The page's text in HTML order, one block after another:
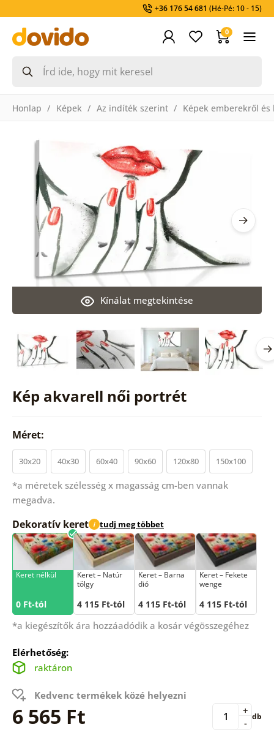
+36 176 54 681 (Hé-Pé: 10 - 15)
0
Honlap Képek Az indíték szerint Képek emberekről
Kép akvarell női portrét
Kínálat megtekintése
Méret:
30x20 40x30 60x40 90x60 120x80 150x100
*a méretek szélesség x magasság cm-ben vannak
megadva.
Dekoratív keret i tudj meg többet
Keret nélkül
0 Ft-tól
Keret – Natúr
tölgy
4 115 Ft-tól
Keret – Barna
dió
4 115 Ft-tól
Keret – Fekete
wenge
4 115 Ft-tól
*a kiegészítők ára hozzáadódik a kosár végösszegéhez
Elérhetőség:
raktáron
Kedvenc termékek közé helyezni
6 565 Ft -
+ db